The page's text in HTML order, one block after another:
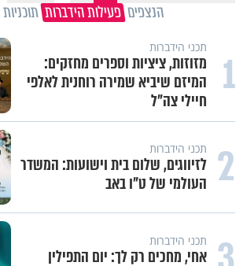
הנצפים פעילות הידברות
1 תכני הידברות
מזוזות, ציציות וספרים מחזקים:
המיזם שיביא שמירה רוחנית לאלפי
חיילי צה"ל
2 תכני הידברות
לזיווגים, שלום בית וישועות: המשדר
העולמי של ט"ו באב
תכני הידברות
אחי, מחכים רק לך: יום התפילין